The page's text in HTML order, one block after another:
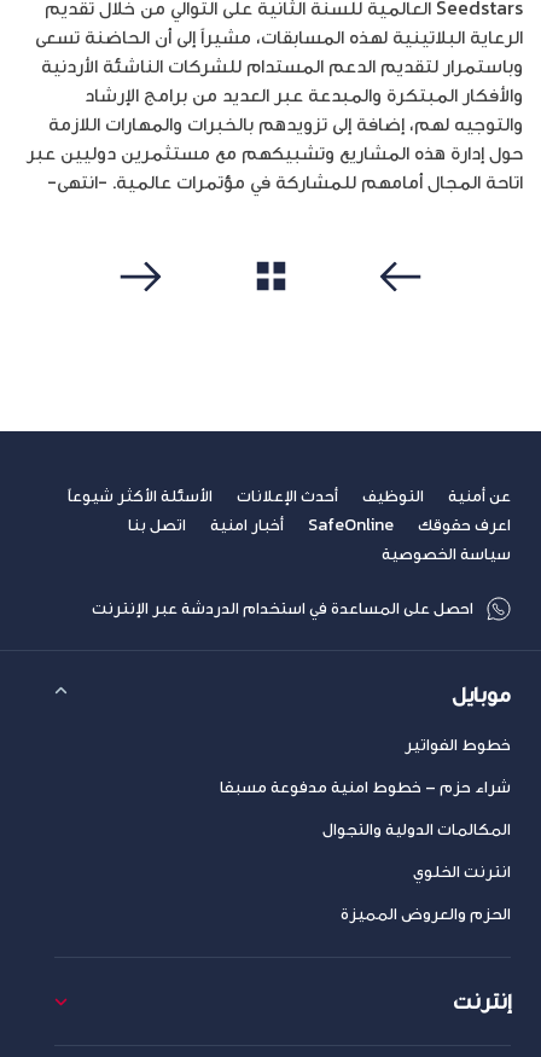
Seedstars العالمية للسنة الثانية على التوالي من خلال تقديم
الرعاية البلاتينية لهذه المسابقات، مشيراً إلى أن الحاضنة تسعى
وباستمرار لتقديم الدعم المستدام للشركات الناشئة الأردنية
والأفكار المبتكرة والمبدعة عبر العديد من برامج الإرشاد
والتوجيه لهم، إضافة إلى تزويدهم بالخبرات والمهارات اللازمة
حول إدارة هذه المشاريع وتشبيكهم مع مستثمرين دوليين عبر
اتاحة المجال أمامهم للمشاركة في مؤتمرات عالمية. -انتهى-
عن أمنية التوظيف أحدث الإعلانات
الأسئلة الأكثر شيوعاً
اعرف حقوقك
SafeOnline أخبار امنية
اتصل بنا
سياسة الخصوصية
احصل على المساعدة في استخدام الدردشة عبر الإنترنت
موبايل
خطوط الفواتير
شراء حزم – خطوط امنية مدفوعة مسبقا
المكالمات الدولية والتجوال
انترنت الخلوي
الحزم والعروض المميزة
إنترنت